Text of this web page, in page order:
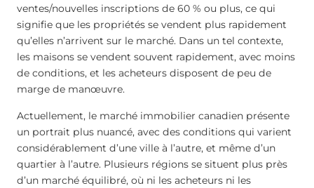
ventes/nouvelles inscriptions de 60 % ou plus, ce qui
signifie que les propriétés se vendent plus rapidement
qu’elles n’arrivent sur le marché. Dans un tel contexte,
les maisons se vendent souvent rapidement, avec moins
de conditions, et les acheteurs disposent de peu de
marge de manœuvre.
Actuellement, le marché immobilier canadien présente
un portrait plus nuancé, avec des conditions qui varient
considérablement d’une ville à l’autre, et même d’un
quartier à l’autre. Plusieurs régions se situent plus près
d’un marché équilibré, où ni les acheteurs ni les